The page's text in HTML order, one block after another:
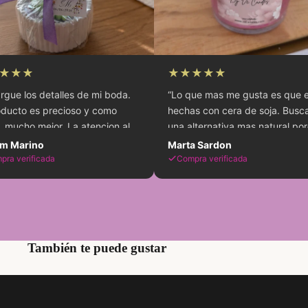
★★
“Era mi primera compra en
VeCandles y me daba algo de miedo
comprar online. Todo llego perfecto,
muy bien embalado y con una
presentacion impecable.”
Raquel Mourenza
Compra verificada
★★
“Encargue los
El producto es
huele, mucho mejor.
cliente fue de 10 y los
quedaron encantados.”
Miriam Marino
Compra verificada
También te puede gustar